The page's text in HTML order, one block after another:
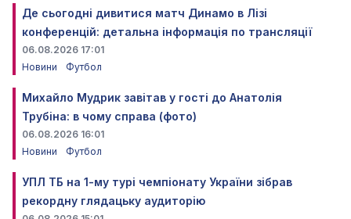
Де сьогодні дивитися матч Динамо в Лізі
конференцій: детальна інформація по трансляції
06.08.2026 17:01
Новини
Футбол
Михайло Мудрик завітав у гості до Анатолія
Трубіна: в чому справа (фото)
06.08.2026 16:01
Новини
Футбол
УПЛ ТБ на 1-му турі чемпіонату України зібрав
рекордну глядацьку аудиторію